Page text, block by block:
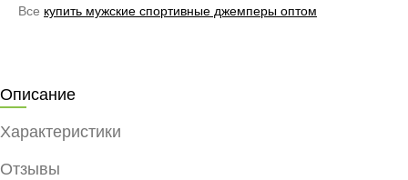
Все купить мужские спортивные джемперы оптом
Описание
Характеристики
Отзывы